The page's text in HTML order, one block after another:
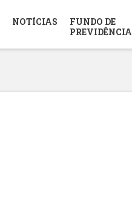
NOTÍCIAS
FUNDO DE
PREVIDÊNCIA